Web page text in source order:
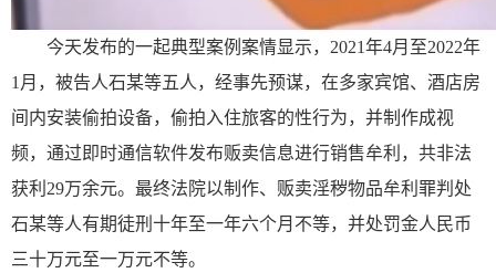
今天发布的一起典型案例案情显示，2021年4月至2022年
1月，被告人石某等五人，经事先预谋，在多家宾馆、酒店房
间内安装偷拍设备，偷拍入住旅客的性行为，并制作成视
频，通过即时通信软件发布贩卖信息进行销售牟利，共非法
获利29万余元。最终法院以制作、贩卖淫秽物品牟利罪判处
石某等人有期徒刑十年至一年六个月不等，并处罚金人民币
三十万元至一万元不等。